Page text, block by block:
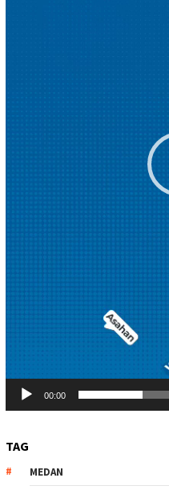
00:00
TAG
MEDAN